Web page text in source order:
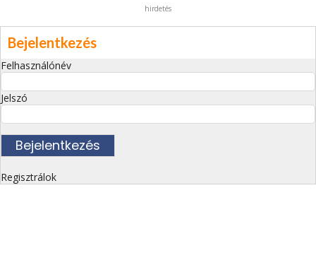
hirdetés
Bejelentkezés
Felhasználónév
Jelszó
Regisztrálok